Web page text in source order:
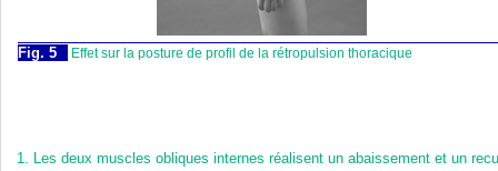
Fig. 5 Effet sur la posture de profil de la rétropulsion thoracique
1. Les deux muscles obliques internes réalisent un abaissement et un